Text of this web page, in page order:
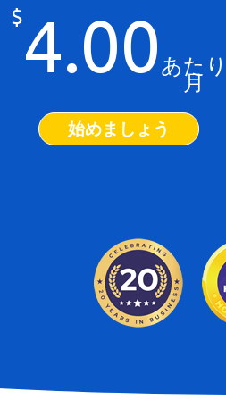
$4.00あたり
月
始めましょう